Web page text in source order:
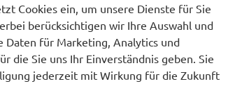
Cookies ein, um unsere Dienste für Sie
berücksichtigen wir Ihre Auswahl und
Daten für Marketing, Analytics und
die Sie uns Ihr Einverständnis geben. Sie
jederzeit mit Wirkung für die Zukunft